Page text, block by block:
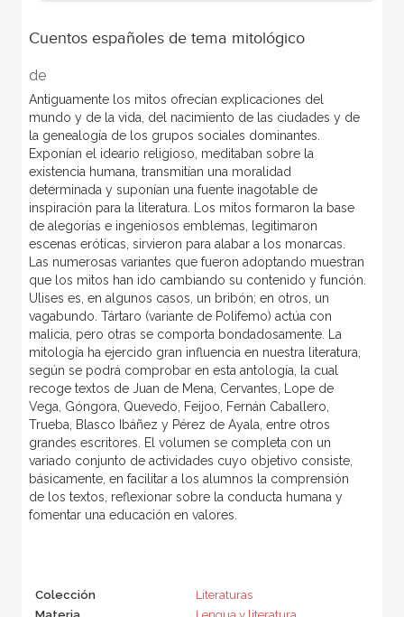
Cuentos españoles de tema mitológico
de
Antiguamente los mitos ofrecían explicaciones del
mundo y de la vida, del nacimiento de las ciudades y de
la genealogía de los grupos sociales dominantes.
Exponían el ideario religioso, meditaban sobre la
existencia humana, transmitían una moralidad
determinada y suponían una fuente inagotable de
inspiración para la literatura. Los mitos formaron la base
de alegorías e ingeniosos emblemas, legitimaron
escenas eróticas, sirvieron para alabar a los monarcas.
Las numerosas variantes que fueron adoptando muestran
que los mitos han ido cambiando su contenido y función.
Ulises es, en algunos casos, un bribón; en otros, un
vagabundo. Tártaro (variante de Polifemo) actúa con
malicia, pero otras se comporta bondadosamente. La
mitología ha ejercido gran influencia en nuestra literatura,
según se podrá comprobar en esta antología, la cual
recoge textos de Juan de Mena, Cervantes, Lope de
Vega, Góngora, Quevedo, Feijoo, Fernán Caballero,
Trueba, Blasco Ibáñez y Pérez de Ayala, entre otros
grandes escritores. El volumen se completa con un
variado conjunto de actividades cuyo objetivo consiste,
básicamente, en facilitar a los alumnos la comprensión
de los textos, reflexionar sobre la conducta humana y
fomentar una educación en valores.
Colección
Literaturas